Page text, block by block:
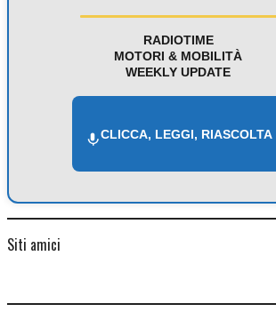
RADIOTIME
MOTORI & MOBILITÀ
WEEKLY UPDATE
CLICCA, LEGGI, RIASCOLTA
Siti amici